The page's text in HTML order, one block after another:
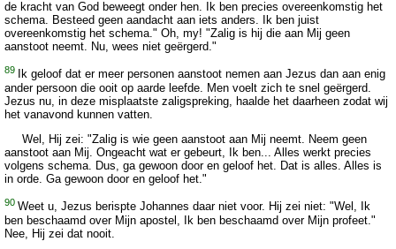
de kracht van God beweegt onder hen. Ik ben precies overeenkomstig het
schema. Besteed geen aandacht aan iets anders. Ik ben juist
overeenkomstig het schema." Oh, my! "Zalig is hij die aan Mij geen
aanstoot neemt. Nu, wees niet geërgerd."
89
Ik geloof dat er meer personen aanstoot nemen aan Jezus dan aan enig
ander persoon die ooit op aarde leefde. Men voelt zich te snel geërgerd.
Jezus nu, in deze misplaatste zaligspreking, haalde het daarheen zodat wij
het vanavond kunnen vatten.
Wel, Hij zei: "Zalig is wie geen aanstoot aan Mij neemt. Neem geen
aanstoot aan Mij. Ongeacht wat er gebeurt, Ik ben... Alles werkt precies
volgens schema. Dus, ga gewoon door en geloof het. Dat is alles. Alles is
in orde. Ga gewoon door en geloof het."
90 Weet u, Jezus berispte Johannes daar niet voor. Hij zei niet: "Wel, Ik
ben beschaamd over Mijn apostel, Ik ben beschaamd over Mijn profeet."
Nee, Hij zei dat nooit.